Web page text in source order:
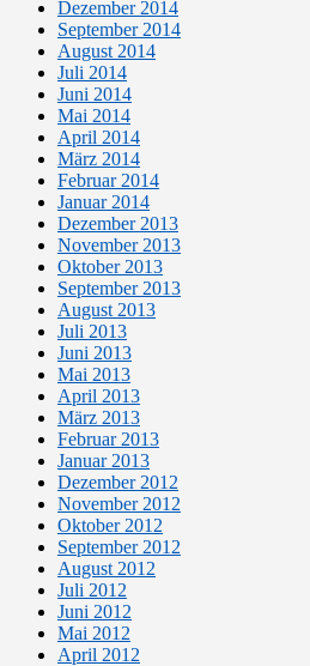
Dezember 2014
September 2014
August 2014
Juli 2014
Juni 2014
Mai 2014
April 2014
März 2014
Februar 2014
Januar 2014
Dezember 2013
November 2013
Oktober 2013
September 2013
August 2013
Juli 2013
Juni 2013
Mai 2013
April 2013
März 2013
Februar 2013
Januar 2013
Dezember 2012
November 2012
Oktober 2012
September 2012
August 2012
Juli 2012
Juni 2012
Mai 2012
April 2012